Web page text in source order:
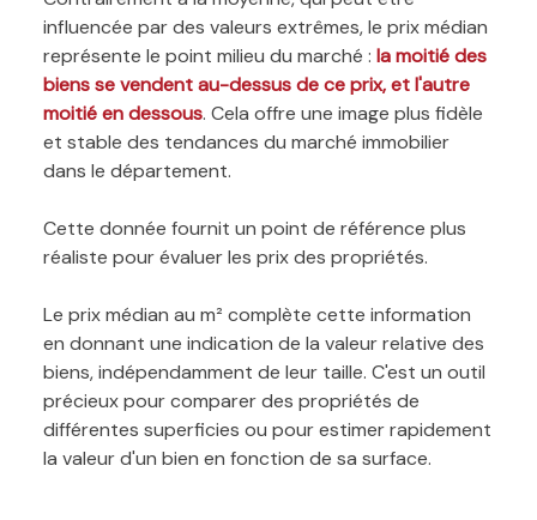
influencée par des valeurs extrêmes, le prix médian
représente le point milieu du marché : la moitié des
biens se vendent au-dessus de ce prix, et l'autre
moitié en dessous. Cela offre une image plus fidèle
et stable des tendances du marché immobilier
dans le département.
Cette donnée fournit un point de référence plus
réaliste pour évaluer les prix des propriétés.
Le prix médian au m² complète cette information
en donnant une indication de la valeur relative des
biens, indépendamment de leur taille. C'est un outil
précieux pour comparer des propriétés de
différentes superficies ou pour estimer rapidement
la valeur d'un bien en fonction de sa surface.